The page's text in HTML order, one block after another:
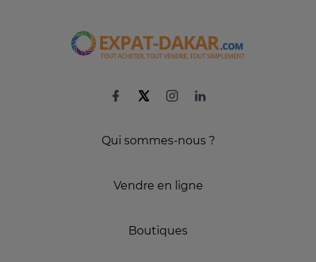
Qui sommes-nous ?
Vendre en ligne
Boutiques